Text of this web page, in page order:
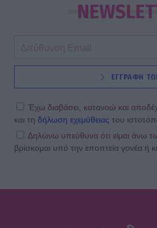
ΕΓΓΡΑΦΗ
Έχω διαβάσει, κατανοώ και
και τη δήλωση εχεμύθειας του
Δηλώνω υπεύθυνα ότι είμαι άνω
βρίσκομαι υπό την εποπτεία γονέα ή